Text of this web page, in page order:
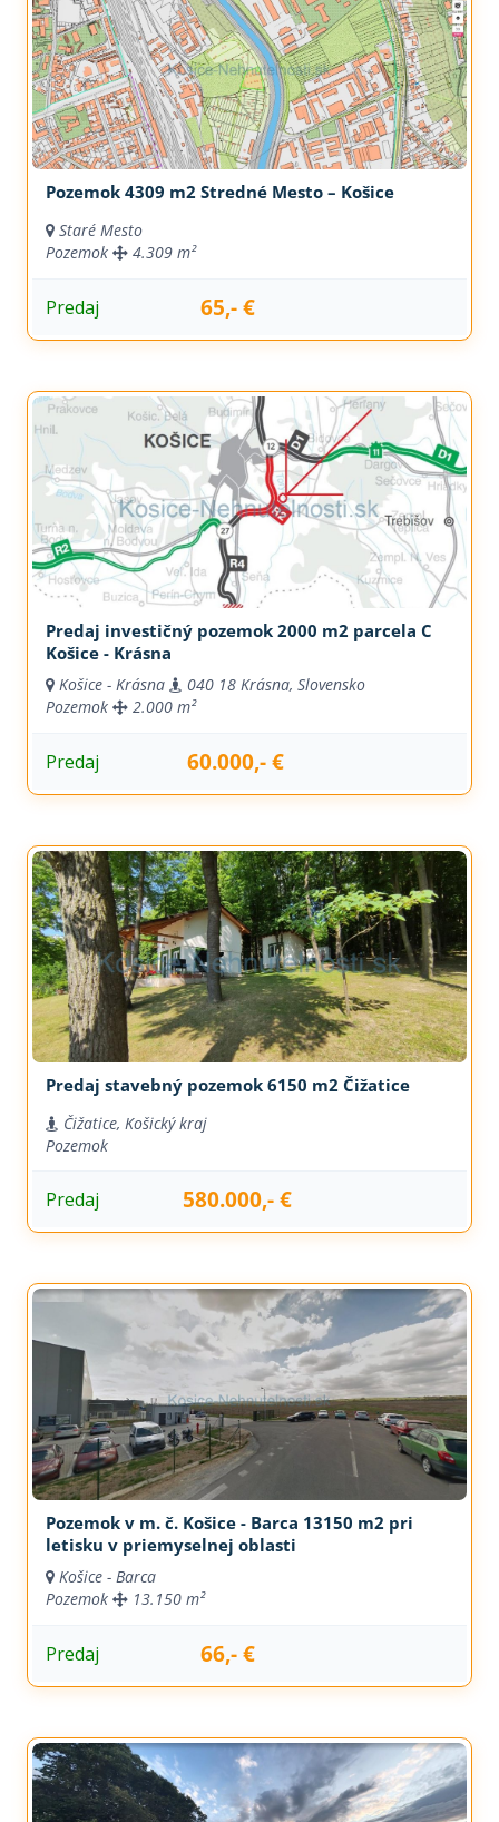
Pozemok 4309 m2 Stredné Mesto – Košice
Staré Mesto
Pozemok
4.309 m²
Predaj 65,- €
Predaj investičný pozemok 2000 m2 parcela C
Košice - Krásna
Košice - Krásna
040 18 Krásna, Slovensko
Pozemok
2.000 m²
Predaj 60.000,- €
Predaj stavebný pozemok 6150 m2 Čižatice
Čižatice, Košický kraj
Pozemok
Predaj 580.000,- €
Pozemok v m. č. Košice - Barca 13150 m2 pri
letisku v priemyselnej oblasti
Košice - Barca
Pozemok
13.150 m²
Predaj 66,- €